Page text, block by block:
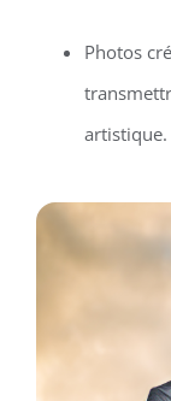
Photos
artistique.